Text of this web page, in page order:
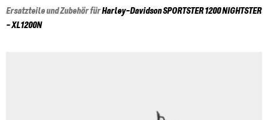
Ersatzteile und Zubehör fürHarley-DavidsonSPORTSTER 1200 NIGHTSTER
- XL1200N